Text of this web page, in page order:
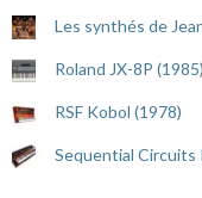
Les synthés de
Roland JX-8P (1985)
RSF Kobol (1978)
Sequential Circuits